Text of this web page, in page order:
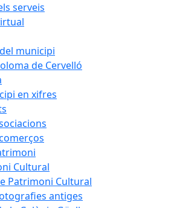
serveis
municipi
de Cervelló
en xifres
Cultural
Patrimoni Cultural
antiges